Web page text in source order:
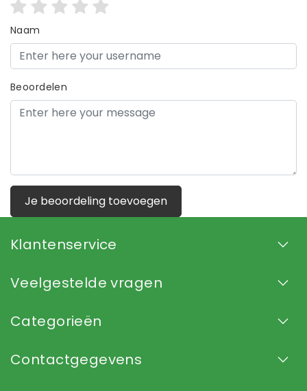
Naam
Beoordelen
Je beoordeling toevoegen
Klantenservice
Veelgestelde vragen
Categorieën
Contactgegevens